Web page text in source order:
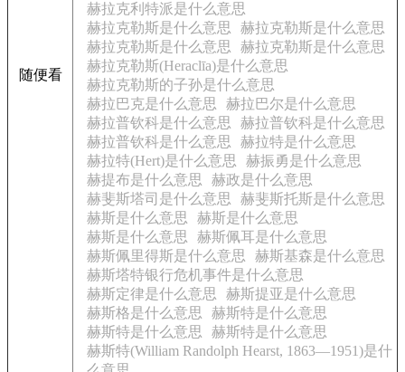
随便看
赫拉克利特派是什么意思
赫拉克勒斯是什么意思
赫拉克勒斯是什么意思
赫拉克勒斯是什么意思
赫拉克勒斯是什么意思
赫拉克勒斯(Heraclīa)是什么意思
赫拉克勒斯的子孙是什么意思
赫拉巴克是什么意思
赫拉巴尔是什么意思
赫拉普钦科是什么意思
赫拉普钦科是什么意思
赫拉普钦科是什么意思
赫拉特是什么意思
赫拉特(Hert)是什么意思
赫振勇是什么意思
赫提布是什么意思
赫政是什么意思
赫斐斯塔司是什么意思
赫斐斯托斯是什么意思
赫斯是什么意思
赫斯是什么意思
赫斯是什么意思
赫斯佩耳是什么意思
赫斯佩里得斯是什么意思
赫斯基森是什么意思
赫斯塔特银行危机事件是什么意思
赫斯定律是什么意思
赫斯提亚是什么意思
赫斯格是什么意思
赫斯特是什么意思
赫斯特是什么意思
赫斯特是什么意思
赫斯特(William Randolph Hearst, 1863—1951)是什